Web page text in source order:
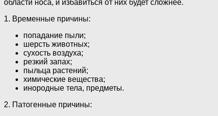
области носа, и избавиться от них будет сложнее.
1. Временные причины:
попадание пыли;
шерсть животных;
сухость воздуха;
резкий запах;
пыльца растений;
химические вещества;
инородные тела, предметы.
2. Патогенные причины: